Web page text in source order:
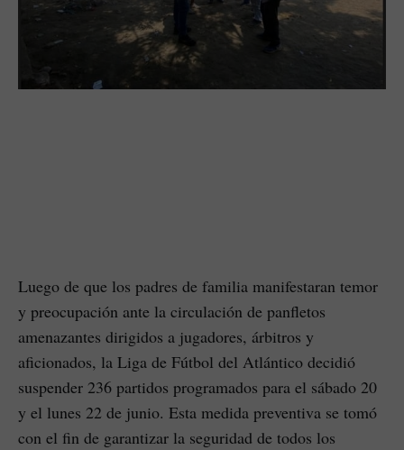
Luego de que los padres de familia manifestaran temor
y preocupación ante la circulación de panfletos
amenazantes dirigidos a jugadores, árbitros y
aficionados, la Liga de Fútbol del Atlántico decidió
suspender 236 partidos programados para el sábado 20
y el lunes 22 de junio. Esta medida preventiva se tomó
con el fin de garantizar la seguridad de todos los